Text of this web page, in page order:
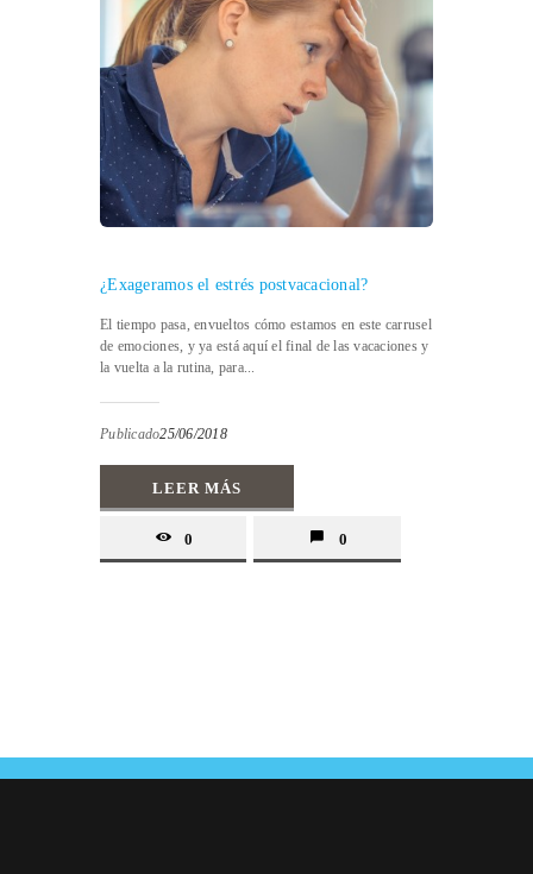
¿Exageramos el estrés postvacacional?
El tiempo pasa, envueltos cómo estamos en este carrusel
de emociones, y ya está aquí el final de las vacaciones y
la vuelta a la rutina, para...
Publicado25/06/2018
LEER MÁS
0 0